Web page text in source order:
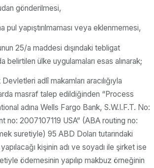
gönderilmesi,
pul yapıştırılmaması veya eklenmemesi,
25/a maddesi dışındaki tebligat
belirtilen ülke uygulamaları esas alınarak;
adlî makamları aracılığıyla
masraf talep edildiğinden “Process
adına Wells Fargo Bank, S.W.I.F.T. No:
no: 2007107119 USA” (ABA routing no:
suretiyle) 95 ABD Doları tutarındaki
kişinin adı ve soyadı ile şirket ise
ödemesinin yapılıp makbuz örneğinin